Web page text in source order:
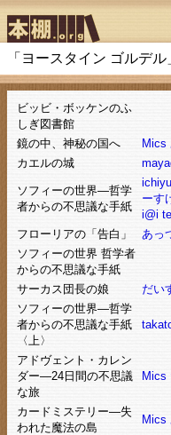
「ヨースタイン ゴルデ
ビッビ・ボッケンのふ
しぎ図書館
鏡の中、神秘の国へ
Mics
カエルの城
ソフィーの世界―哲学
者からの不思議な手紙
ichiyu
ーす
i@i
フローリアの「告白」
あっ
ソフィーの世界 哲学者
からの不思議な手紙
サーカス団長の娘
だい
ソフィーの世界―哲学
者からの不思議な手紙
〈上〉
アドヴェント・カレン
ダー―24日間の不思議
な旅
Mics
カードミステリー―失
われた魔法の島
Mics